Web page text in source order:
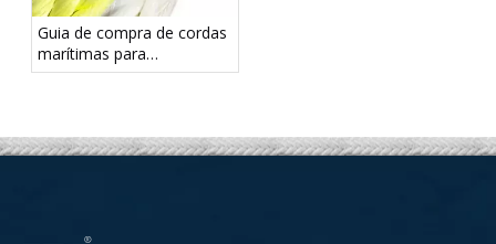
Guia de compra de cordas
marítimas para
embarcações comerciais,